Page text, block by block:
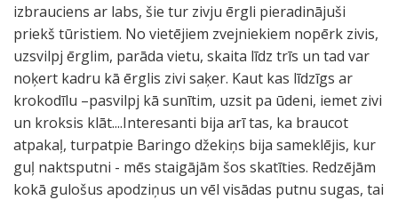
izbrauciens ar labs, šie tur zivju ērgli pieradinājuši
priekš tūristiem. No vietējiem zvejniekiem nopērk zivis,
uzsvilpj ērglim, parāda vietu, skaita līdz trīs un tad var
noķert kadru kā ērglis zivi saķer. Kaut kas līdzīgs ar
krokodīlu –pasvilpj kā sunītim, uzsit pa ūdeni, iemet zivi
un kroksis klāt....Interesanti bija arī tas, ka braucot
atpakaļ, turpatpie Baringo džekiņs bija sameklējis, kur
guļ naktsputni - mēs staigājām šos skatīties. Redzējām
kokā gulošus apodziņus un vēl visādas putnu sugas, tai